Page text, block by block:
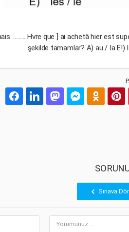
.......... Hvre que ] ai achetâ hier est
şekilde tamamlar? A) au / Ia E!)
Sınava